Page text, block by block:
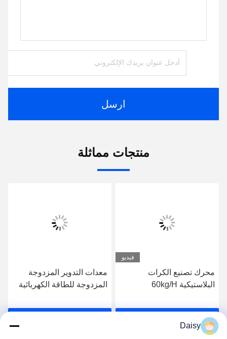
ارسل
منتجات مماثلة
فيديو
محرك تصنيع الكرات
البلاستيكية 60kg/H
احصل على أفضل سعر
معدات التدوير المزدوجة
المزدوجة للطاقة الكهربائية
Daisy